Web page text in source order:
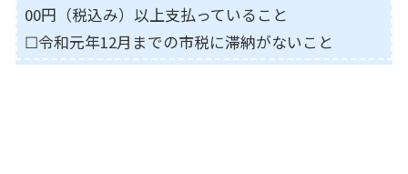
00円（税込み）以上支払っていること
☐令和元年12月までの市税に滞納がないこと